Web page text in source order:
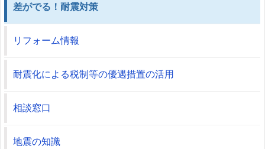
差がでる！耐震対策
リフォーム情報
耐震化による税制等の優遇措置の活用
相談窓口
地震の知識